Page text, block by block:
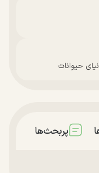
حیوانات
پربحث‌ها